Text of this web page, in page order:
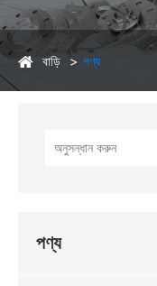
বাড়ি পণ্য
পণ্য